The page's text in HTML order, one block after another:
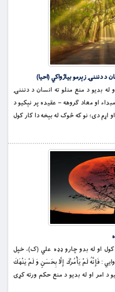
د دنننۍ زېرمو بياژواکي (احیا)
له بديو د منع منلو ته انسان د دنننۍ
او معاد ګروهه – عقیده پر نېکيو د
اړم دى؛ نو که څوک له بېخه دا کار کول
او له بدو چارو ډډه علي (ک)، خپل
: فَإِنَّهُ لَمْ يَأْمُرْكَ إِلَّا بِحَسَنٍ وَ لَمْ يَنْهَكَ
د امر او له بديو د منع حکم ورته کړى